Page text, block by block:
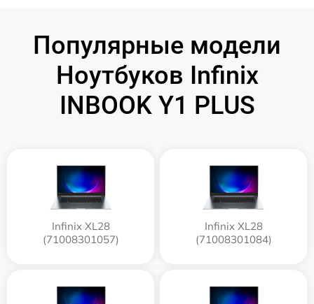
Популярные модели
Ноутбуков Infinix
INBOOK Y1 PLUS
Infinix XL28
(71008301057)
Infinix XL28
(71008301084)